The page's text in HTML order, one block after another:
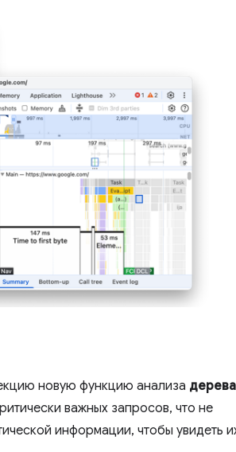
новую функцию анализа дерева
важных запросов, что не
информации, чтобы увидеть